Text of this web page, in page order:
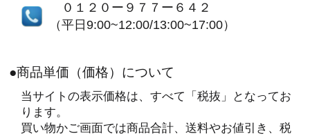
０１２０ー９７７ー６４２
（平日9:00~12:00/13:00~17:00）
●商品単価（価格）について
当サイトの表示価格は、すべて「税抜」となってお
ります。
買い物かご画面では商品合計、送料やお値引き、税